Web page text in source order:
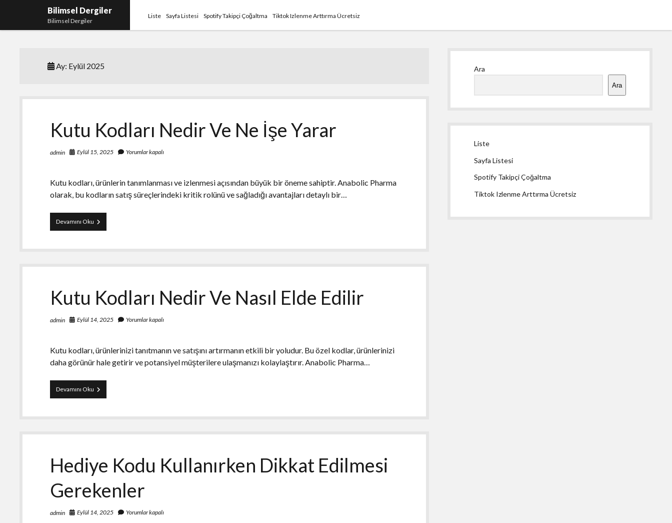
Bilimsel Dergiler
Bilimsel Dergiler
Liste Sayfa Listesi Spotify Takipçi Çoğaltma Tiktok Izlenme Arttırma Ücretsiz
Ay: Eylül 2025
Kutu Kodları Nedir Ve Ne İşe Yarar
admin Eylül 15, 2025 Yorumlar kapalı
Kutu kodları, ürünlerin tanımlanması ve izlenmesi açısından büyük bir öneme sahiptir. Anabolic Pharma
olarak, bu kodların satış süreçlerindeki kritik rolünü ve sağladığı avantajları detaylı bir…
Devamını Oku Kutu
Kodları
Ve
İşe
Kutu Kodları Nedir Ve Nasıl Elde Edilir
admin Eylül 14, 2025 Yorumlar kapalı
Kutu kodları, ürünlerinizi tanıtmanın ve satışını artırmanın etkili bir yoludur. Bu özel kodlar, ürünlerinizi
daha görünür hale getirir ve potansiyel müşterilere ulaşmanızı kolaylaştırır. Anabolic Pharma…
Devamını Oku Kutu
Kodları
Ve
Elde
Hediye Kodu Kullanırken Dikkat Edilmesi
Gerekenler
admin Eylül 14, 2025 Yorumlar kapalı
Ara
Ara
Liste
Sayfa Listesi
Spotify Takipçi Çoğaltma
Tiktok Izlenme Arttırma Ücretsiz